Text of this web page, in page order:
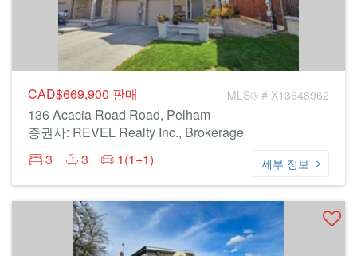
CAD$669,900 판매 MLS® # X13648962
136 Acacia Road Road, Pelham
증권사: REVEL Realty Inc., Brokerage
3
3 1(1+1) 세부 정보